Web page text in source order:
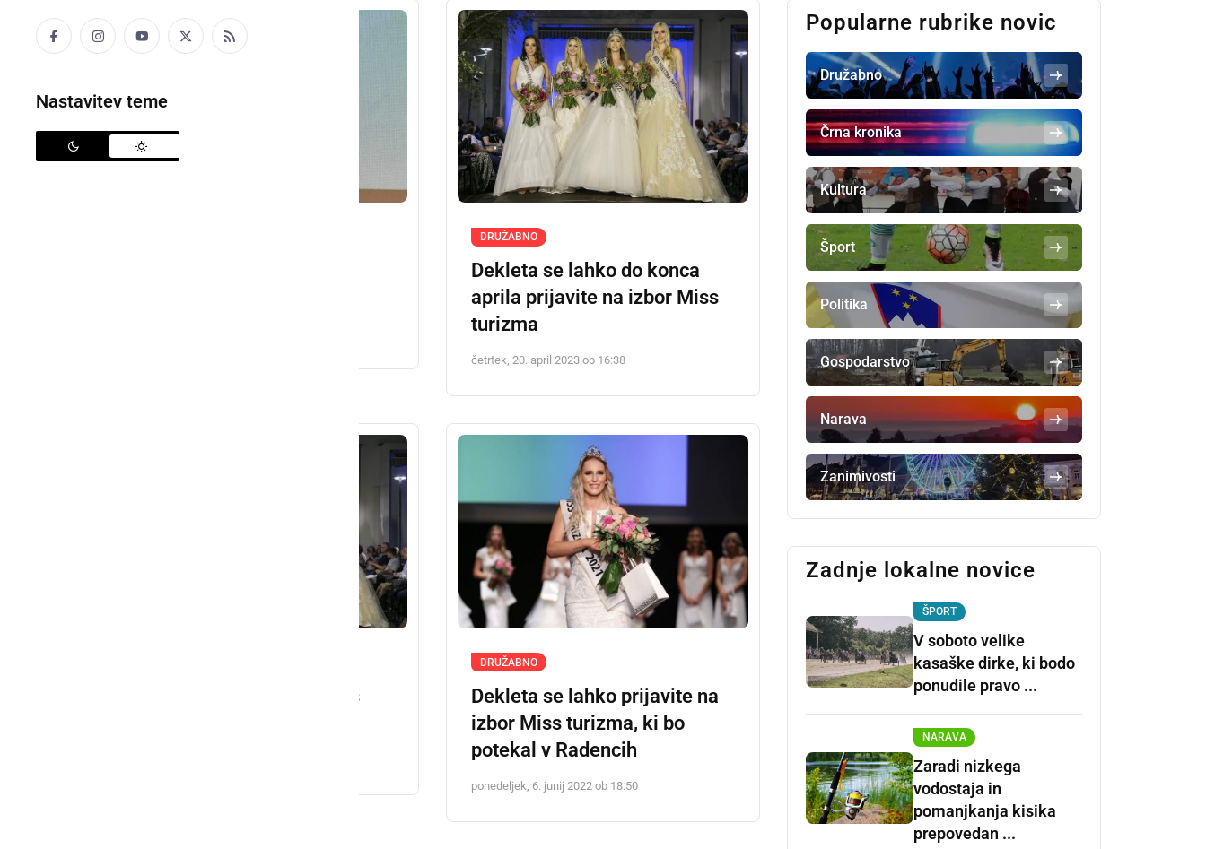
Nastavitev teme
DRUŽABNO
Dekleta se lahko do konca
aprila prijavite na izbor Miss
turizma
četrtek, 20. april 2023 ob 16:38
V Radencih so izbrali Miss
DRUŽABNO
Dekleta se lahko prijavite na
izbor Miss turizma, ki bo
potekal v Radencih
ponedeljek, 6. junij 2022 ob 18:50
Popularne rubrike novic
Družabno
Črna kronika
Kultura
Šport
Politika
Gospodarstvo
Narava
Zanimivosti
Zadnje lokalne novice
ŠPORT
V soboto velike
kasaške dirke, ki bodo
ponudile pravo ...
NARAVA
Zaradi nizkega
vodostaja in
pomanjkanja kisika
prepovedan ...